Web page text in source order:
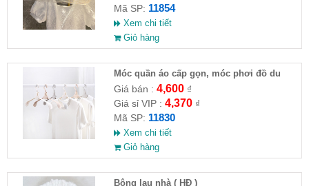
Mã SP: 11854
Xem chi tiết
Giỏ hàng
Móc quần áo cấp gọn, móc phơi đồ du
lịch
Giá bán : 4,600₫
Giá sỉ VIP : 4,370₫
Mã SP: 11830
Xem chi tiết
Giỏ hàng
Bông lau nhà ( HĐ )